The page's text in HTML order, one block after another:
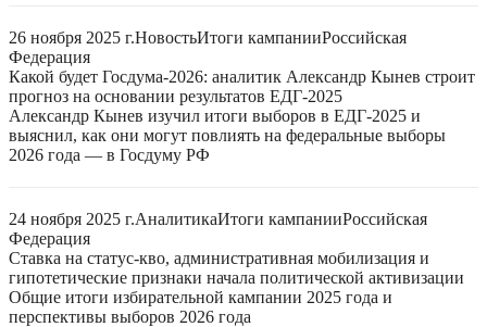
26 ноября 2025 г.НовостьИтоги кампанииРоссийская
Федерация
Какой будет Госдума-2026: аналитик Александр Кынев строит
прогноз на основании результатов ЕДГ-2025
Александр Кынев изучил итоги выборов в ЕДГ-2025 и
выяснил, как они могут повлиять на федеральные выборы
2026 года — в Госдуму РФ
24 ноября 2025 г.АналитикаИтоги кампанииРоссийская
Федерация
Ставка на статус-кво, административная мобилизация и
гипотетические признаки начала политической активизации
Общие итоги избирательной кампании 2025 года и
перспективы выборов 2026 года